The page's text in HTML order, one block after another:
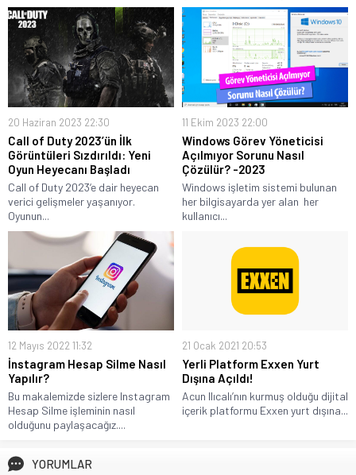
20 Haziran 2023 22:30
Call of Duty 2023’ün İlk
Görüntüleri Sızdırıldı: Yeni
Oyun Heyecanı Başladı
Call of Duty 2023‘e dair heyecan
verici gelişmeler yaşanıyor.
Oyunun...
11 Ekim 2023 22:00
Windows Görev Yöneticisi
Açılmıyor Sorunu Nasıl
Çözülür? -2023
Windows işletim sistemi bulunan
her bilgisayarda yer alan her
kullanıcı...
12 Mayıs 2022 11:32
İnstagram Hesap Silme Nasıl
Yapılır?
Bu makalemizde sizlere Instagram
Hesap Silme işleminin nasıl
olduğunu paylaşacağız....
21 Ocak 2021 20:53
Yerli Platform Exxen Yurt
Dışına Açıldı!
Acun Ilıcalı’nın kurmuş olduğu dijital
içerik platformu Exxen yurt dışına...
YORUMLAR